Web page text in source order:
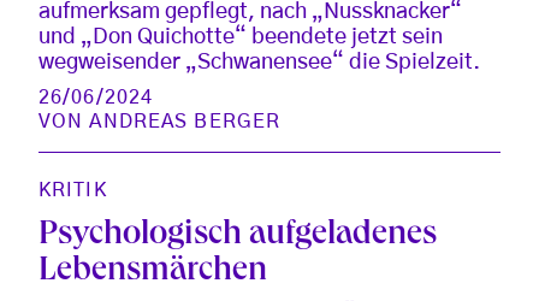
aufmerksam gepflegt, nach „Nussknacker“
und „Don Quichotte“ beendete jetzt sein
wegweisender „Schwanensee“ die Spielzeit.
26/06/2024
VONANDREAS BERGER
KRITIK
Psychologisch aufgeladenes
Lebensmärchen